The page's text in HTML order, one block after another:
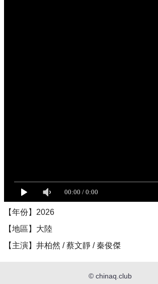
【年份】2026
【地區】大陸
【主演】井柏然 / 蔡文靜 / 秦俊傑
© chinaq.club